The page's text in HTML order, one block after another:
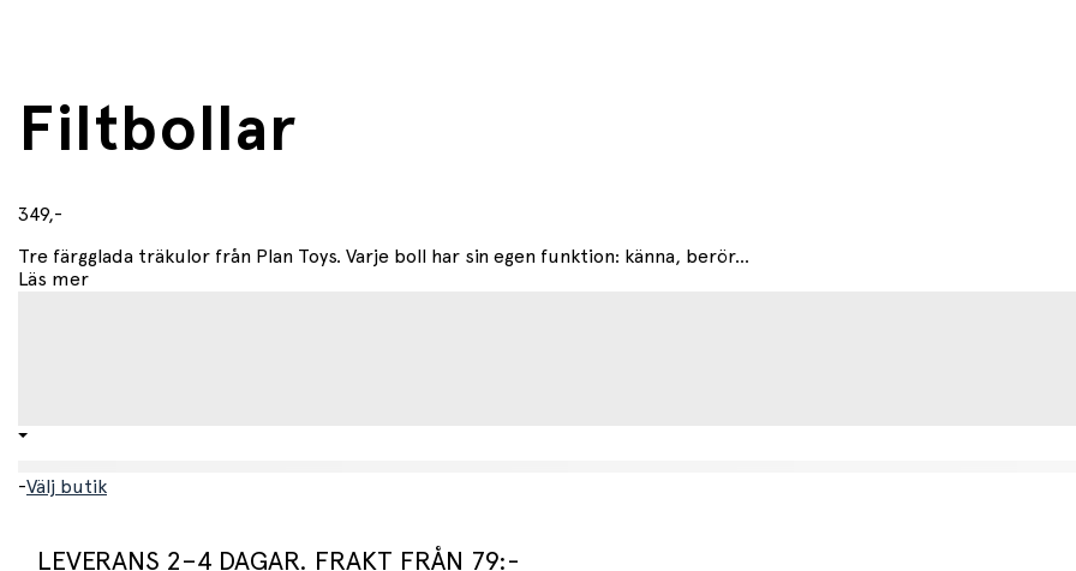
Filtbollar
349,-
Tre färgglada träkulor från Plan Toys. Varje boll har sin egen funktion: känna, berör...
Läs mer
-Välj butik
LEVERANS 2–4 DAGAR. FRAKT FRÅN 79:-